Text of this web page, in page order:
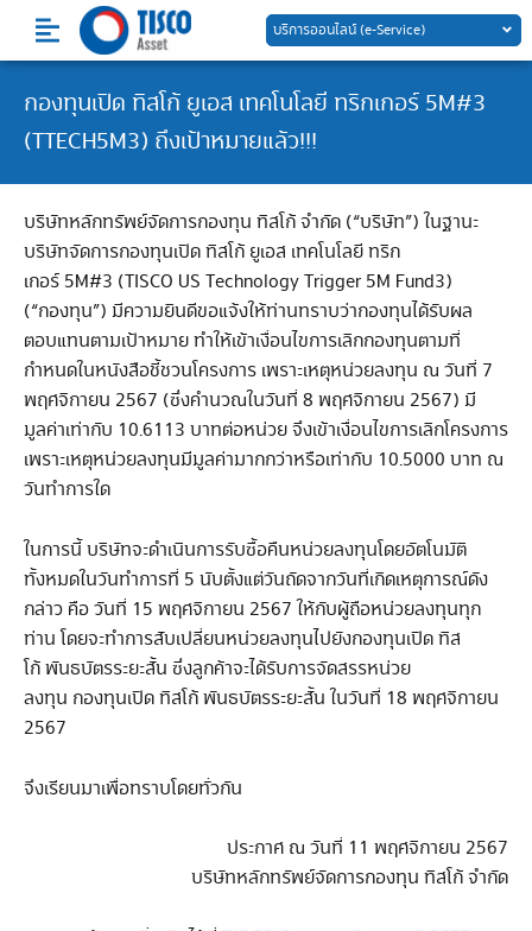
content
บริการออนไลน์ (e-Service)
กองทุนเปิด ทิสโก้ ยูเอส เทคโนโลยี ทริกเกอร์ 5M#3
(TTECH5M3) ถึงเป้าหมายแล้ว!!!
บริษัทหลักทรัพย์จัดการกองทุน ทิสโก้ จำกัด (“บริษัท”) ในฐานะ
บริษัทจัดการกองทุนเปิด ทิสโก้ ยูเอส เทคโนโลยี ทริก
เกอร์ 5M#3 (TISCO US Technology Trigger 5M Fund3)
(“กองทุน”) มีความยินดีขอแจ้งให้ท่านทราบว่ากองทุนได้รับผล
ตอบแทนตามเป้าหมาย ทำให้เข้าเงื่อนไขการเลิกกองทุนตามที่
กำหนดในหนังสือชี้ชวนโครงการ เพราะเหตุหน่วยลงทุน ณ วันที่ 7
พฤศจิกายน 2567 (ซึ่งคำนวณในวันที่ 8 พฤศจิกายน 2567) มี
มูลค่าเท่ากับ 10.6113 บาทต่อหน่วย จึงเข้าเงื่อนไขการเลิกโครงการ
เพราะเหตุหน่วยลงทุนมีมูลค่ามากกว่าหรือเท่ากับ 10.5000 บาท ณ
วันทำการใด
ในการนี้ บริษัทจะดำเนินการรับซื้อคืนหน่วยลงทุนโดยอัตโนมัติ
ทั้งหมดในวันทำการที่ 5 นับตั้งแต่วันถัดจากวันที่เกิดเหตุการณ์ดัง
กล่าว คือ วันที่ 15 พฤศจิกายน 2567 ให้กับผู้ถือหน่วยลงทุนทุก
ท่าน โดยจะทำการสับเปลี่ยนหน่วยลงทุนไปยังกองทุนเปิด ทิส
โก้ พันธบัตรระยะสั้น ซึ่งลูกค้าจะได้รับการจัดสรรหน่วย
ลงทุน กองทุนเปิด ทิสโก้ พันธบัตรระยะสั้น ในวันที่ 18 พฤศจิกายน
2567
จึงเรียนมาเพื่อทราบโดยทั่วกัน
ประกาศ ณ วันที่ 11 พฤศจิกายน 2567
บริษัทหลักทรัพย์จัดการกองทุน ทิสโก้ จำกัด